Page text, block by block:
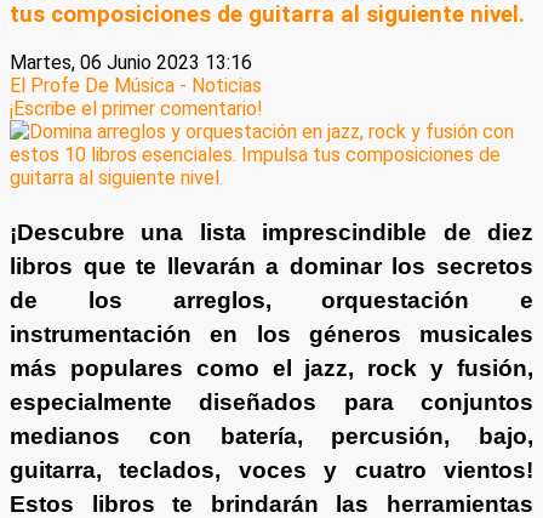
tus composiciones de guitarra al siguiente nivel.
Martes, 06 Junio 2023 13:16
El Profe De Música - Noticias
¡Escribe el primer comentario!
¡Descubre una lista imprescindible de diez
libros que te llevarán a dominar los secretos
de los arreglos, orquestación e
instrumentación en los géneros musicales
más populares como el jazz, rock y fusión,
especialmente diseñados para conjuntos
medianos con batería, percusión, bajo,
guitarra, teclados, voces y cuatro vientos!
Estos libros te brindarán las herramientas